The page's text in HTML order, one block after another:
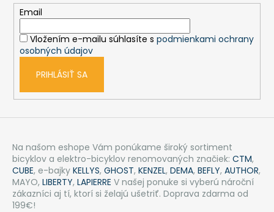
Email
Vložením e-mailu súhlasíte s podmienkami ochrany
osobných údajov
PRIHLÁSIŤ SA
Na našom eshope Vám ponúkame široký sortiment
bicyklov a elektro-bicyklov renomovaných značiek: CTM,
CUBE, e-bajky KELLYS, GHOST, KENZEL, DEMA, BEFLY, AUTHOR,
MAYO, LIBERTY, LAPIERRE V našej ponuke si vyberú nároční
zákazníci aj tí, ktorí si želajú ušetriť. Doprava zdarma od
199€!